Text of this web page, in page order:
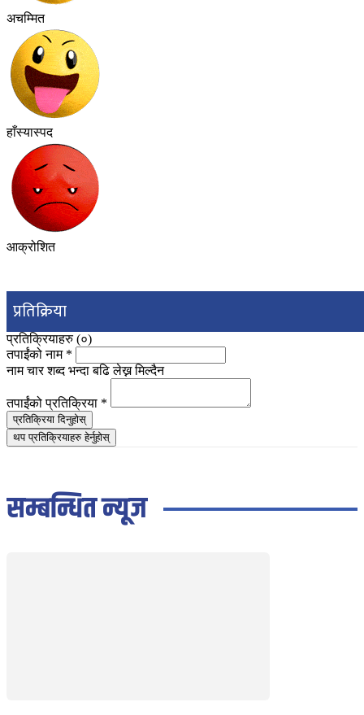
अचम्मित
हाँस्यास्पद
आक्रोशित
प्रतिक्रिया
प्रतिक्रियाहरु (०)
तपाईंको नाम *
नाम चार शब्द भन्दा बढि लेख्न मिल्दैन
तपाईंको प्रतिक्रिया *
प्रतिक्रिया दिनुहोस्
थप प्रतिक्रियाहरु हेर्नुहोस्
सम्बन्धित न्यूज